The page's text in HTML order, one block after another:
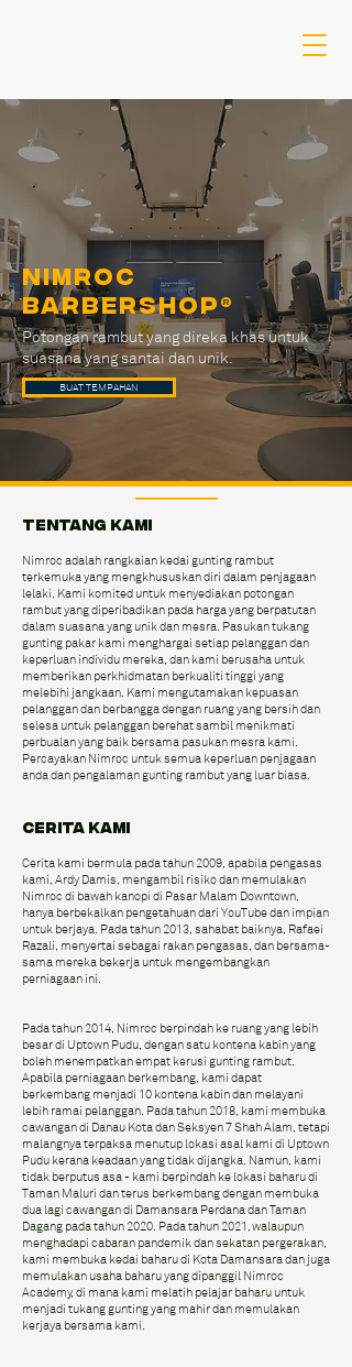
NIMROC
Barbershop®
Potongan rambut yang direka khas untuk
suasana yang santai dan unik.
BUAT TEMPAHAN
TENTANG KAMI
Nimroc adalah rangkaian kedai gunting rambut
terkemuka yang mengkhususkan diri dalam penjagaan
lelaki. Kami komited untuk menyediakan potongan
rambut yang diperibadikan pada harga yang berpatutan
dalam suasana yang unik dan mesra. Pasukan tukang
gunting pakar kami menghargai setiap pelanggan dan
keperluan individu mereka, dan kami berusaha untuk
memberikan perkhidmatan berkualiti tinggi yang
melebihi jangkaan. Kami mengutamakan kepuasan
pelanggan dan berbangga dengan ruang yang bersih dan
selesa untuk pelanggan berehat sambil menikmati
perbualan yang baik bersama pasukan mesra kami.
Percayakan Nimroc untuk semua keperluan penjagaan
anda dan pengalaman gunting rambut yang luar biasa.
CERITA KAMI
Cerita kami bermula pada tahun 2009, apabila pengasas
kami, Ardy Damis, mengambil risiko dan memulakan
Nimroc di bawah kanopi di Pasar Malam Downtown,
hanya berbekalkan pengetahuan dari YouTube dan impian
untuk berjaya. Pada tahun 2013, sahabat baiknya, Rafaei
Razali, menyertai sebagai rakan pengasas, dan bersama-
sama mereka bekerja untuk mengembangkan
perniagaan ini.
Pada tahun 2014, Nimroc berpindah ke ruang yang lebih
besar di Uptown Pudu, dengan satu kontena kabin yang
boleh menempatkan empat kerusi gunting rambut.
Apabila perniagaan berkembang, kami dapat
berkembang menjadi 10 kontena kabin dan melayani
lebih ramai pelanggan. Pada tahun 2018, kami membuka
cawangan di Danau Kota dan Seksyen 7 Shah Alam, tetapi
malangnya terpaksa menutup lokasi asal kami di Uptown
Pudu kerana keadaan yang tidak dijangka. Namun, kami
tidak berputus asa - kami berpindah ke lokasi baharu di
Taman Maluri dan terus berkembang dengan membuka
dua lagi cawangan di Damansara Perdana dan Taman
Dagang pada tahun 2020. Pada tahun 2021, walaupun
menghadapi cabaran pandemik dan sekatan pergerakan,
kami membuka kedai baharu di Kota Damansara dan juga
memulakan usaha baharu yang dipanggil Nimroc
Academy, di mana kami melatih pelajar baharu untuk
menjadi tukang gunting yang mahir dan memulakan
kerjaya bersama kami.